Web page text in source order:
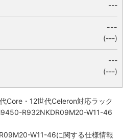
---
---
(---)
---
(---)
Core・12世代Celeron対応ラック
R932NKDR09M20-W11-46
W11-46に関する仕様情報